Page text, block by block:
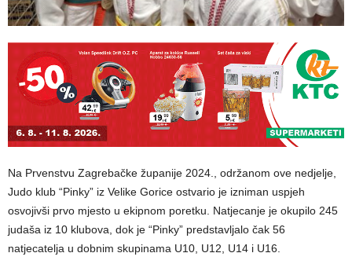
Na Prvenstvu Zagrebačke županije 2024., održanom ove nedjelje,
Judo klub “Pinky” iz Velike Gorice ostvario je izniman uspjeh
osvojivši prvo mjesto u ekipnom poretku. Natjecanje je okupilo 245
judaša iz 10 klubova, dok je “Pinky” predstavljalo čak 56
natjecatelja u dobnim skupinama U10, U12, U14 i U16.